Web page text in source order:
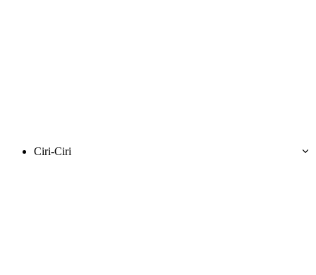
Ciri-Ciri